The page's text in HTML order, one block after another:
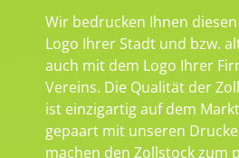
Wir bedrucken Ihnen
Logo Ihrer Stadt und bzw.
auch mit dem Logo Ihrer
Vereins. Die Qualität der
ist einzigartig auf dem
gepaart mit unseren
machen den Zollstock zum